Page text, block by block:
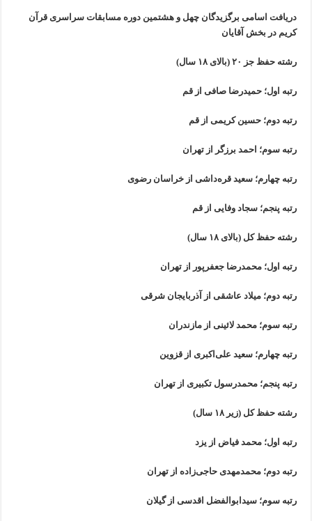
دریافت اسامی برگزیدگان چهل و هشتمین دوره مسابقات سراسری قرآن
کریم در بخش آقایان
رشته حفظ جز ۲۰ (بالای ۱۸ سال)
رتبه اول؛ حمیدرضا صافی از قم
رتبه دوم؛ حسین کریمی از قم
رتبه سوم؛ احمد برزگر از تهران
رتبه چهارم؛ سعید قره‌داشی از خراسان رضوی
رتبه پنجم؛ سجاد وفایی از قم
رشته حفظ کل (بالای ۱۸ سال)
رتبه اول؛ محمدرضا جعفرپور از تهران
رتبه دوم؛ میلاد عاشقی از آذربایجان شرقی
رتبه سوم؛ محمد لائینی از مازندران
رتبه چهارم؛ سعید علی‌اکبری از قزوین
رتبه پنجم؛ محمدرسول تکبیری از تهران
رشته حفظ کل (زیر ۱۸ سال)
رتبه اول؛ محمد فیاض از یزد
رتبه دوم؛ محمدمهدی حاجی‌زاده از تهران
رتبه سوم؛ سیدابوالفضل اقدسی از گیلان